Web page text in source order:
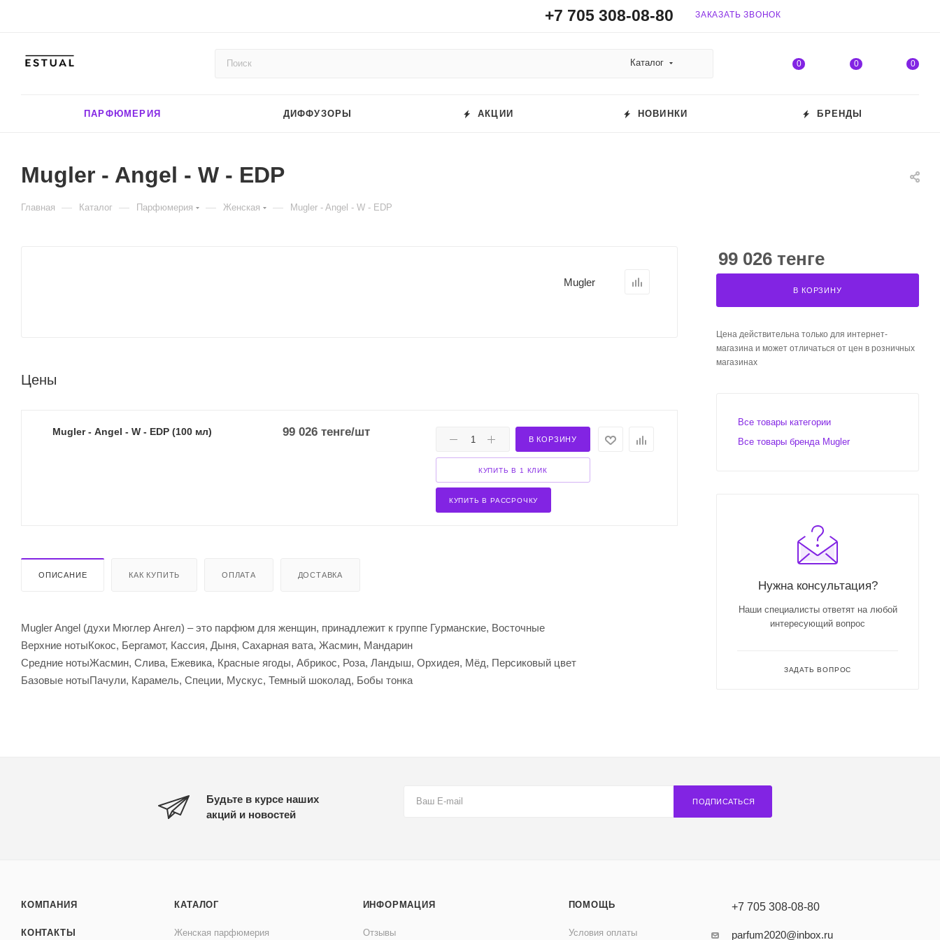
+7 705 308-08-80 ЗАКАЗАТЬ ЗВОНОК
Каталог 0 0 0
ПАРФЮМЕРИЯ ДИФФУЗОРЫ АКЦИИ НОВИНКИ БРЕНДЫ
Mugler - Angel - W - EDP
Главная — Каталог — Парфюмерия — Женская — Mugler - Angel - W - EDP
Mugler
Цены
Mugler - Angel - W - EDP (100 мл) 99 026тенге/шт
В КОРЗИНУ
КУПИТЬ В 1 КЛИК
КУПИТЬ В РАССРОЧКУ
ОПИСАНИЕ КАК КУПИТЬ ОПЛАТА ДОСТАВКА
Mugler Angel (духи Мюглер Ангел) – это парфюм для женщин, принадлежит к группе Гурманские, Восточные
Верхние нотыКокос, Бергамот, Кассия, Дыня, Сахарная вата, Жасмин, Мандарин
Средние нотыЖасмин, Слива, Ежевика, Красные ягоды, Абрикос, Роза, Ландыш, Орхидея, Мёд, Персиковый цвет
Базовые нотыПачули, Карамель, Специи, Мускус, Темный шоколад, Бобы тонка
99 026 тенге
В КОРЗИНУ
Цена действительна только для интернет-
магазина и может отличаться от цен в розничных
магазинах
Все товары категории
Все товары бренда Mugler
Нужна консультация?
Наши специалисты ответят на любой
интересующий вопрос
ЗАДАТЬ ВОПРОС
Будьте в курсе наших
акций и новостей
ПОДПИСАТЬСЯ
КОМПАНИЯ
КОНТАКТЫ
КАТАЛОГ
Женская парфюмерия
ИНФОРМАЦИЯ
Отзывы
ПОМОЩЬ
Условия оплаты
+7 705 308-08-80
parfum2020@inbox.ru